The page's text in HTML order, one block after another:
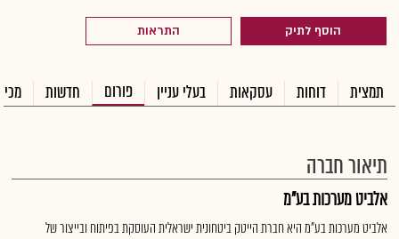
הוסף לתיק התראות
תמצית דוחות עסקאות בעלי עניין פורום חדשות
תיאור חברה
אלביט מערכות בע"מ
אלביט מערכות בע"מ היא חברת הייטק ביטחונית ישראלית העוסקת בפיתוח ובייצור של